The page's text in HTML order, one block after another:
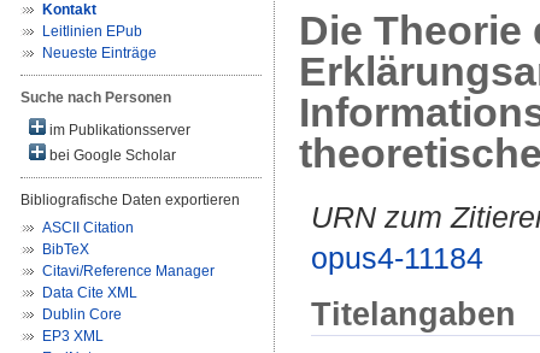
Kontakt
Leitlinien EPub
Neueste Einträge
Suche nach Personen
im Publikationsserver
bei Google Scholar
Bibliografische Daten exportieren
ASCII Citation
BibTeX
Citavi/Reference Manager
Data Cite XML
Dublin Core
EP3 XML
Die Theorie
URN zum
opus4-11184
Titelangaben